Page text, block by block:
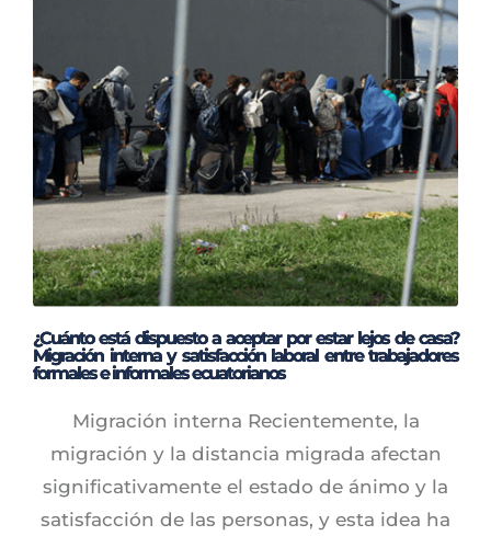
¿Cuánto está dispuesto a aceptar por estar lejos de casa?
Migración interna y satisfacción laboral entre trabajadores
formales e informales ecuatorianos
Migración interna Recientemente, la
migración y la distancia migrada afectan
significativamente el estado de ánimo y la
satisfacción de las personas, y esta idea ha